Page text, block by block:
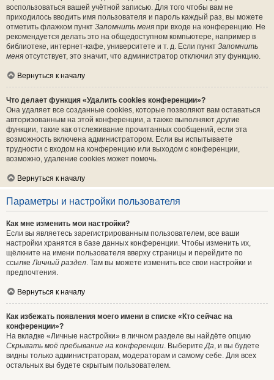
воспользоваться вашей учётной записью. Для того чтобы вам не
приходилось вводить имя пользователя и пароль каждый раз, вы можете
отметить флажком пункт Запомнить меня при входе на конференцию. Не
рекомендуется делать это на общедоступном компьютере, например в
библиотеке, интернет-кафе, университете и т. д. Если пункт Запомнить
меня отсутствует, это значит, что администратор отключил эту функцию.
Вернуться к началу
Что делает функция «Удалить cookies конференции»?
Она удаляет все созданные cookies, которые позволяют вам оставаться
авторизованным на этой конференции, а также выполняют другие
функции, такие как отслеживание прочитанных сообщений, если эта
возможность включена администратором. Если вы испытываете
трудности с входом на конференцию или выходом с конференции,
возможно, удаление cookies может помочь.
Вернуться к началу
Параметры и настройки пользователя
Как мне изменить мои настройки?
Если вы являетесь зарегистрированным пользователем, все ваши
настройки хранятся в базе данных конференции. Чтобы изменить их,
щёлкните на имени пользователя вверху страницы и перейдите по
ссылкеЛичный раздел. Там вы можете изменить все свои настройки и
предпочтения.
Вернуться к началу
Как избежать появления моего имени в списке «Кто сейчас на
конференции»?
На вкладке «Личные настройки» в личном разделе вы найдёте опцию
Скрывать моё пребывание на конференции. ВыберитеДа, и вы будете
видны только администраторам, модераторам и самому себе. Для всех
остальных вы будете скрытым пользователем.